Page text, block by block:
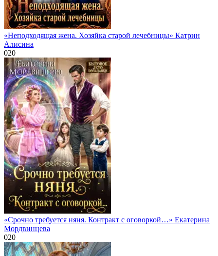
«Неподходящая жена. Хозяйка старой лечебницы» Катрин
Алисина
020
«Срочно требуется няня. Контракт с оговоркой…» Екатерина
Мордвинцева
020